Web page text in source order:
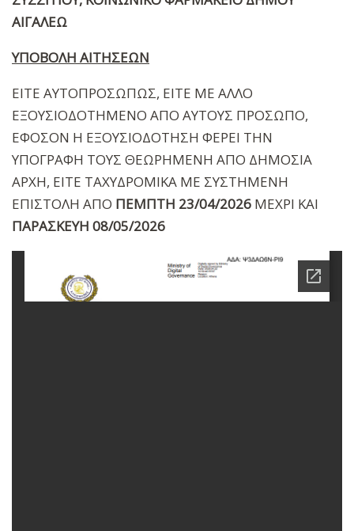
ΑΙΓΑΛΕΩ
ΥΠΟΒΟΛΗ ΑΙΤΗΣΕΩΝ
ΕΙΤΕ ΑΥΤΟΠΡΟΣΩΠΩΣ, ΕΙΤΕ ΜΕ ΑΛΛΟ
ΕΞΟΥΣΙΟΔΟΤΗΜΕΝΟ ΑΠΟ ΑΥΤΟΥΣ ΠΡΟΣΩΠΟ,
ΕΦΟΣΟΝ Η ΕΞΟΥΣΙΟΔΟΤΗΣΗ ΦΕΡΕΙ ΤΗΝ
ΥΠΟΓΡΑΦΗ ΤΟΥΣ ΘΕΩΡΗΜΕΝΗ ΑΠΟ ΔΗΜΟΣΙΑ
ΑΡΧΗ, ΕΙΤΕ ΤΑΧΥΔΡΟΜΙΚΑ ΜΕ ΣΥΣΤΗΜΕΝΗ
ΕΠΙΣΤΟΛΗ ΑΠΟ ΠΕΜΠΤΗ 23/04/2026 ΜΕΧΡΙ ΚΑΙ
ΠΑΡΑΣΚΕΥΗ 08/05/2026